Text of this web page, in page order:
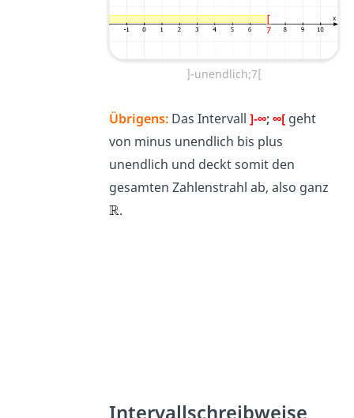
]-unendlich;7[
Übrigens: Das Intervall]-∞;∞[ geht
von minus unendlich bis plus
unendlich und deckt somit den
gesamten Zahlenstrahl ab, also ganz
.
Intervallschreibweise